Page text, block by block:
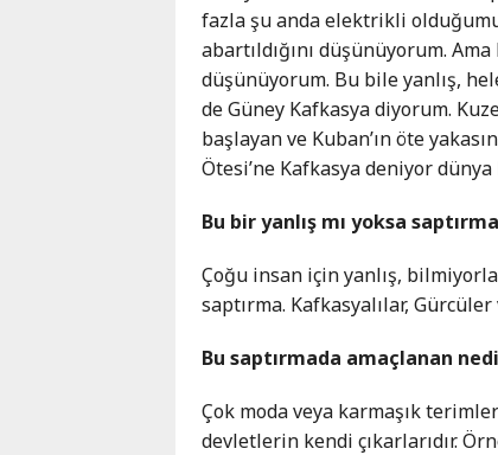
fazla şu anda elektrikli
abartıldığını düşünüyorum.
düşünüyorum. Bu bile yanlış,
de Güney Kafkasya diyorum.
başlayan ve Kuban’ın öte
Ötesi’ne Kafkasya deniyor
Bu bir yanlış mı yoksa
Çoğu insan için yanlış,
saptırma. Kafkasyalılar,
Bu saptırmada amaçlanan
Çok moda veya karmaşık
devletlerin kendi çıkarlarıdır.